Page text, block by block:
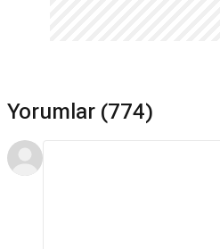
Yorumlar (774)